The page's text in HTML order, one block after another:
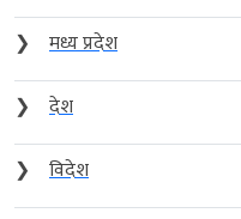
❯
मध्य प्रदेश
❯
देश
❯
विदेश